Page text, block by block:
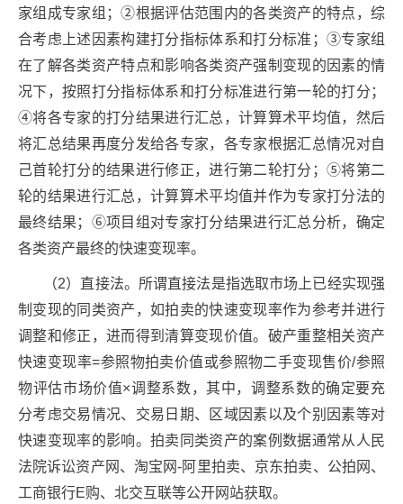
家组成专家组；②根据评估范围内的各类资产的特点，综
合考虑上述因素构建打分指标体系和打分标准；③专家组
在了解各类资产特点和影响各类资产强制变现的因素的情
况下，按照打分指标体系和打分标准进行第一轮的打分；
④将各专家的打分结果进行汇总，计算算术平均值，然后
将汇总结果再度分发给各专家，各专家根据汇总情况对自
己首轮打分的结果进行修正，进行第二轮打分；⑤将第二
轮的结果进行汇总，计算算术平均值并作为专家打分法的
最终结果；⑥项目组对专家打分结果进行汇总分析，确定
各类资产最终的快速变现率。
（2）直接法。所谓直接法是指选取市场上已经实现强
制变现的同类资产，如拍卖的快速变现率作为参考并进行
调整和修正，进而得到清算变现价值。破产重整相关资产
快速变现率=参照物拍卖价值或参照物二手变现售价/参照
物评估市场价值×调整系数，其中，调整系数的确定要充
分考虑交易情况、交易日期、区域因素以及个别因素等对
快速变现率的影响。拍卖同类资产的案例数据通常从人民
法院诉讼资产网、淘宝网-阿里拍卖、京东拍卖、公拍网、
工商银行E购、北交互联等公开网站获取。